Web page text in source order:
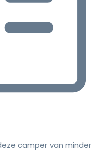
camper van minder